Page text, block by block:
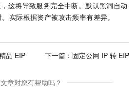
这将导致服务完全中断。默认黑洞自动
实际根据资产被攻击频率有差异。
品 EIP 下一篇： 固定公网 IP 转 EIP
章对您有帮助吗？